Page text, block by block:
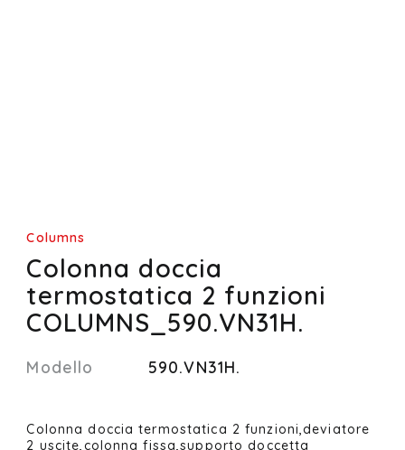
Columns
Colonna doccia
termostatica 2 funzioni
COLUMNS_590.VN31H.
Modello 590.VN31H.
Colonna doccia termostatica 2 funzioni,deviatore
2 uscite,colonna fissa,supporto doccetta